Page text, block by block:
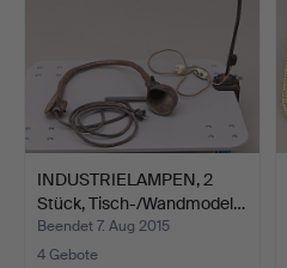
INDUSTRIELAMPEN, 2
Stück, Tisch-/Wandmodel…
Beendet 7. Aug 2015
4 Gebote